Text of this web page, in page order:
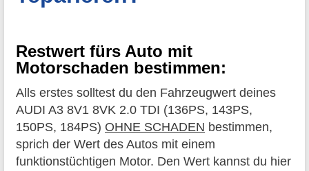
Restwert fürs Auto mit
Motorschaden bestimmen:
Alls erstes solltest du den Fahrzeugwert deines
AUDI A3 8V1 8VK 2.0 TDI (136PS, 143PS,
150PS, 184PS) OHNE SCHADEN bestimmen,
sprich der Wert des Autos mit einem
funktionstüchtigen Motor. Den Wert kannst du hier